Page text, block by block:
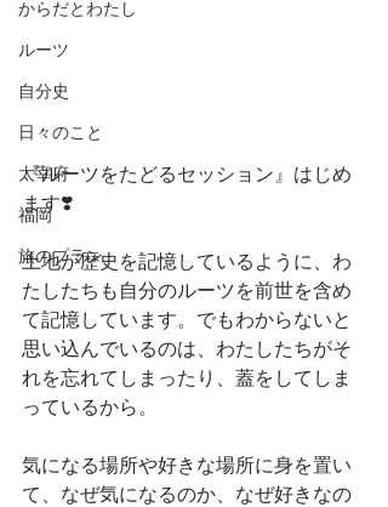
からだとわたし
ルーツ
自分史
日々のこと
太宰府
福岡
旅のプラン
『ルーツをたどるセッション』はじめ
ます❣️
土地が歴史を記憶しているように、わ
たしたちも自分のルーツを前世を含め
て記憶しています。でもわからないと
思い込んでいるのは、わたしたちがそ
れを忘れてしまったり、蓋をしてしま
っているから。
気になる場所や好きな場所に身を置い
て、なぜ気になるのか、なぜ好きなの